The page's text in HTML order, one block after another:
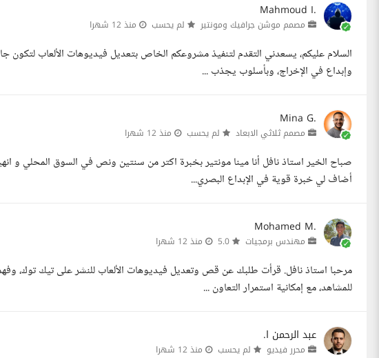
Mahmoud I.
مصمم موشن جرافيك ومونتير لم يحسب منذ 12 شهرا
السلام عليكم، يسعدني التقدم لتنفيذ مشروعكم الخاص بتعديل فيديوهات الألعاب لتكون
وإبداع في الإخراج، وبأسلوب يجذب ...
Mina G.
مصمم ثلاثي الابعاد لم يحسب منذ 12 شهرا
أضاف لي خبرة قوية في الإبداع البصري...
Mohamed M.
مهندس برمجيات منذ 12 شهرا
مرحبا استاذ نافل. قرأت طلبك عن قص وتعديل فيديوهات الألعاب للنشر على تيك توك،
للمشاهد، مع إمكانية استمرار التعاون ...
عبد الرحمن ا.
محرر فيديو لم يحسب منذ 12 شهرا